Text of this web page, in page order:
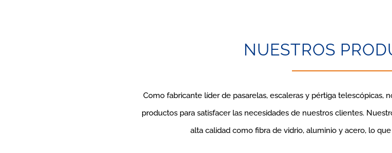
NUESTROS
Como fabricante líder de pasarelas, escaleras y pértiga telescópicas,
productos para satisfacer las necesidades de nuestros clientes.
alta calidad como fibra de vidrio, aluminio y acero, lo